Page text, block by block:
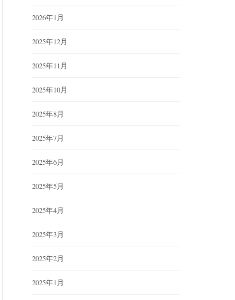
2026年1月
2025年12月
2025年11月
2025年10月
2025年8月
2025年7月
2025年6月
2025年5月
2025年4月
2025年3月
2025年2月
2025年1月